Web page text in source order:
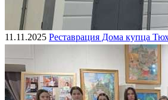
11.11.2025 Реставрация Дома купца